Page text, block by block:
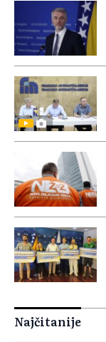
Najčitanije